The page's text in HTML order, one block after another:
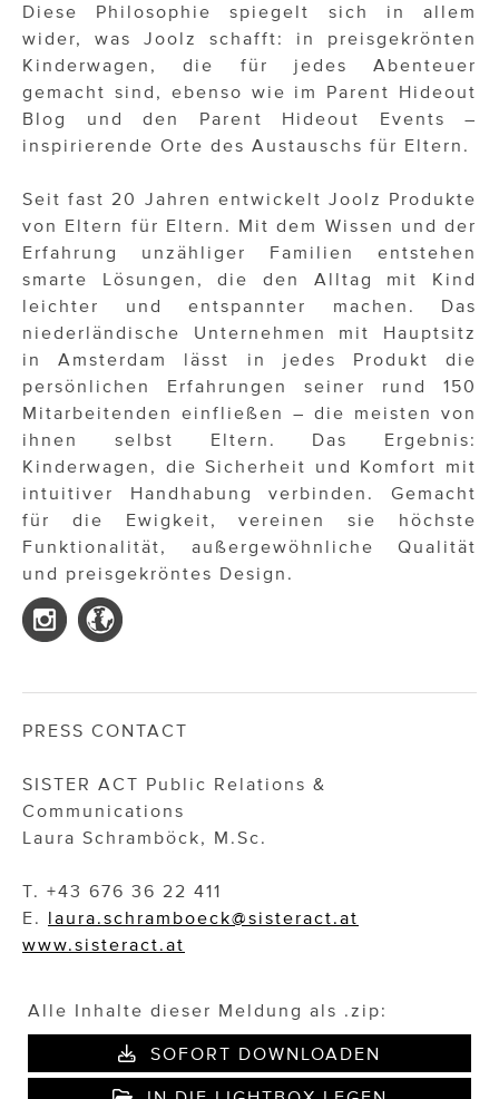
Diese Philosophie spiegelt sich in allem
wider, was Joolz schafft: in preisgekrönten
Kinderwagen, die für jedes Abenteuer
gemacht sind, ebenso wie im Parent Hideout
Blog und den Parent Hideout Events –
inspirierende Orte des Austauschs für Eltern.
Seit fast 20 Jahren entwickelt Joolz Produkte
von Eltern für Eltern. Mit dem Wissen und der
Erfahrung unzähliger Familien entstehen
smarte Lösungen, die den Alltag mit Kind
leichter und entspannter machen. Das
niederländische Unternehmen mit Hauptsitz
in Amsterdam lässt in jedes Produkt die
persönlichen Erfahrungen seiner rund 150
Mitarbeitenden einfließen – die meisten von
ihnen selbst Eltern. Das Ergebnis:
Kinderwagen, die Sicherheit und Komfort mit
intuitiver Handhabung verbinden. Gemacht
für die Ewigkeit, vereinen sie höchste
Funktionalität, außergewöhnliche Qualität
und preisgekröntes Design.
PRESS CONTACT
SISTER ACT Public Relations &
Communications
Laura Schramböck, M.Sc.
T. +43 676 36 22 411
E. laura.schramboeck@sisteract.at
www.sisteract.at
Alle Inhalte dieser Meldung als .zip:
SOFORT DOWNLOADEN